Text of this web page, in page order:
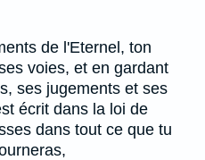
de l'Eternel, ton
voies, et en gardant
ses jugements et ses
écrit dans la loi de
dans tout ce que tu